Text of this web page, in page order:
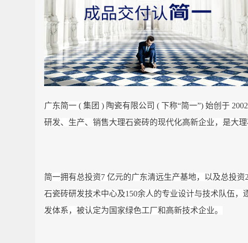
广东简一 ( 集团 ) 陶瓷有限公司 ( 下称“简一”) 始创于
研发、生产、销售大理石瓷砖的现代化高新企业，是大理
简一拥有总投资7 亿元的广东清远生产基地，以及总投
石瓷砖研发技术中心及150余人的专业设计与技术队伍
发体系，被认定为国家绿色工厂和高新技术企业。